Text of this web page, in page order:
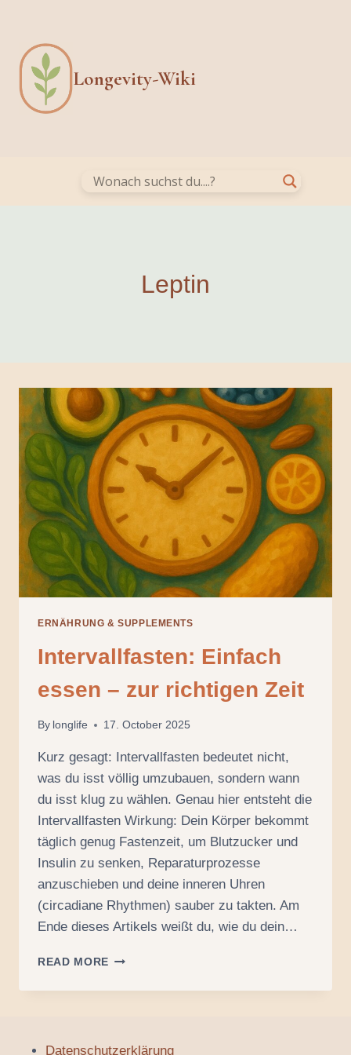
content
Longevity-Wiki
Leptin
ERNÄHRUNG & SUPPLEMENTS
Intervallfasten: Einfach
essen – zur richtigen Zeit
By longlife 17. October 2025
Kurz gesagt: Intervallfasten bedeutet nicht,
was du isst völlig umzubauen, sondern wann
du isst klug zu wählen. Genau hier entsteht die
Intervallfasten Wirkung: Dein Körper bekommt
täglich genug Fastenzeit, um Blutzucker und
Insulin zu senken, Reparaturprozesse
anzuschieben und deine inneren Uhren
(circadiane Rhythmen) sauber zu takten. Am
Ende dieses Artikels weißt du, wie du dein…
READ MORE INTERVALLFASTEN:
ESSEN
Datenschutzerklärung